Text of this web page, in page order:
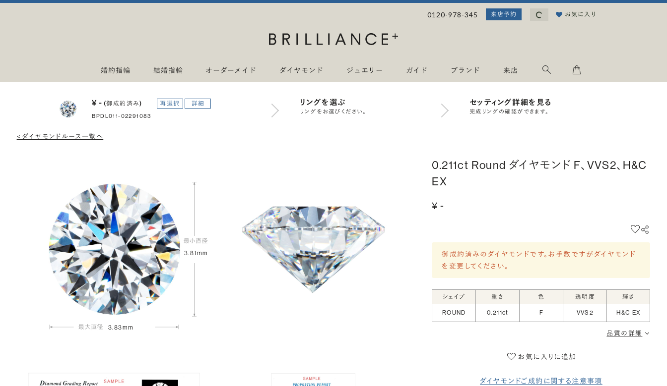
0120-978-345 来店予約 読み込み中...お気に入り
婚約指輪 結婚指輪 オーダーメイド ダイヤモンド ジュエリー ガイド ブランド 来店
¥ -(御成約済み) 再選択 詳細
BPDL011-02291083
リングを選ぶ
リングをお選びください。
セッティング詳細を見る
完成リングの確認ができます。
< ダイヤモンドルース一覧へ
3.81mm
3.83mm
0.211ct Round ダイヤモンド F、VVS2、H&C
EX
¥ -
御成約済みのダイヤモンドです。お手数ですがダイヤモンド
を変更してください。
シェイプ 重さ 色 透明度 輝き
ROUND 0.211ct F VVS2 H&C EX
品質の詳細
お気に入りに追加
ダイヤモンドご成約に関する注意事項